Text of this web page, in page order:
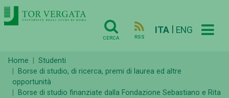
CERCA RSS
ITA ENG
Home
Studenti
Borse di studio, di ricerca, premi di laurea ed altre
opportunità
Borse di studio finanziate dalla Fondazione Sebastiano e Rita